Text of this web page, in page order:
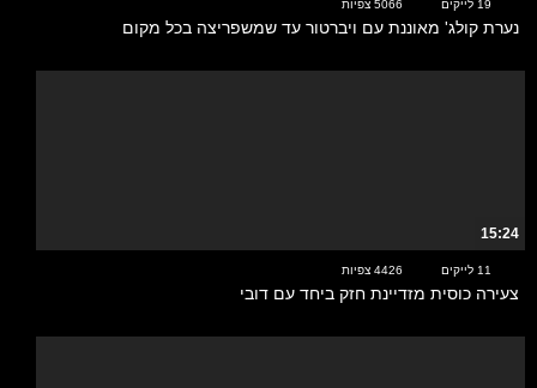
19 לייקים 5066 צפיות
נערת קולג' מאוננת עם ויברטור עד שמשפריצה בכל מקום
15:24
11 לייקים 4426 צפיות
צעירה כוסית מזדיינת חזק ביחד עם דובי